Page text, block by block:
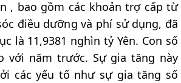
, bao gồm các khoản trợ cấp từ
điều dưỡng và phí sử dụng, đã
là 11,9381 nghìn tỷ Yên. Con số
với năm trước. Sự gia tăng này
các yếu tố như sự gia tăng số